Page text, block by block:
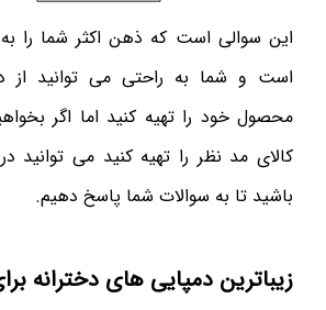
این سوالی است که ذهن اکثر شما را
است و شما به راحتی می توانید از
محصول خود را تهیه کنید اما اگر
کالای مد نظر را تهیه کنید می توانید
باشید تا به سوالات شما پاسخ دهیم.
زیباترین دمپایی های دخترانه